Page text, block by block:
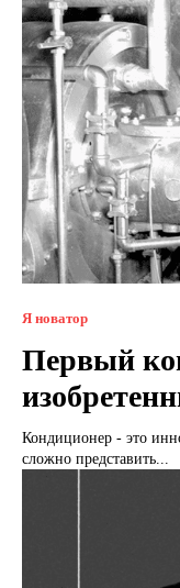
Я новатор
Первый
Кондиционер - это
сложно представить...